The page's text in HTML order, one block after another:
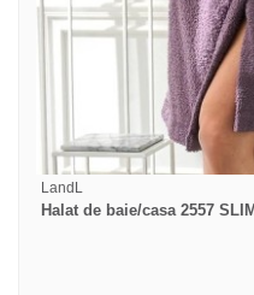
LandL
Halat de baie/casa 2557